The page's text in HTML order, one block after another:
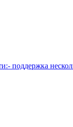
поддержка